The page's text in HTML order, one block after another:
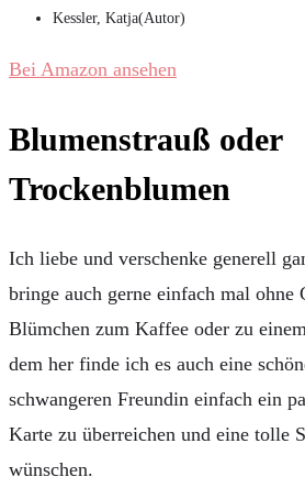
Kessler, Katja(Autor)
Bei Amazon ansehen
Blumenstrauß oder
Trockenblumen
Ich liebe und verschenke generell
bringe auch gerne einfach mal ohne
Blümchen zum Kaffee oder zu
dem her finde ich es auch eine
schwangeren Freundin einfach ein
Karte zu überreichen und eine tolle
wünschen.